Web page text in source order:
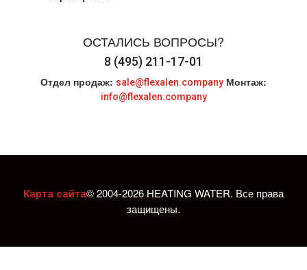
ОСТАЛИСЬ ВОПРОСЫ?
8 (495) 211-17-01
Отдел продаж: sale@flexalen.company Монтаж:
info@flexalen.company
Карта сайта© 2004-2026 HEATING WATER. Все права
защищены.